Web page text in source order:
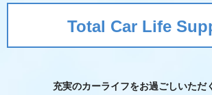
Total Car Life
充実のカーライフをお過ごしいただ